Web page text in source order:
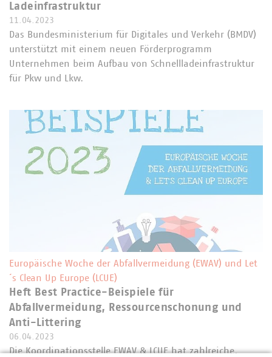
Ladeinfrastruktur
11.04.2023
Das Bundesministerium für Digitales und Verkehr (BMDV)
unterstützt mit einem neuen Förderprogramm
Unternehmen beim Aufbau von Schnellladeinfrastruktur
für Pkw und Lkw.
Europäische Woche der Abfallvermeidung (EWAV) und Let
´s Clean Up Europe (LCUE)
Heft Best Practice-Beispiele für
Abfallvermeidung, Ressourcenschonung und
Anti-Littering
06.04.2023
Die Koordinationsstelle EWAV & LCUE hat zahlreiche,